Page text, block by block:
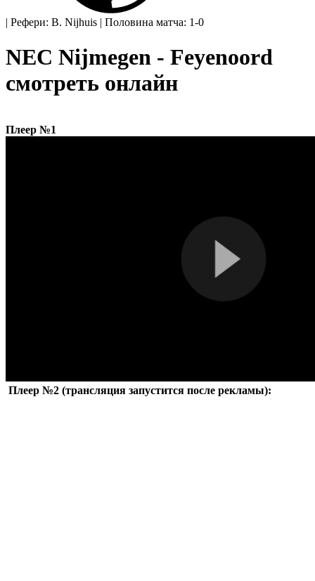
| Рефери: B. Nijhuis | Половина матча: 1-0
NEC Nijmegen - Feyenoord
смотреть онлайн
Плеер №1
Плеер №2 (трансляция запустится после рекламы):